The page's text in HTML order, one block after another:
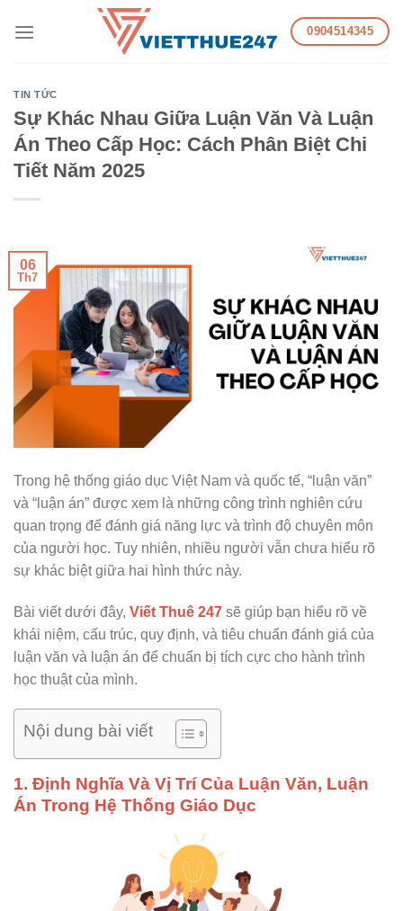
0904514345
TIN TỨC
Sự Khác Nhau Giữa Luận Văn Và Luận
Án Theo Cấp Học: Cách Phân Biệt Chi
Tiết Năm 2025
06
Th7
Trong hệ thống giáo dục Việt Nam và quốc tế, “luận văn”
và “luận án” được xem là những công trình nghiên cứu
quan trọng để đánh giá năng lực và trình độ chuyên môn
của người học. Tuy nhiên, nhiều người vẫn chưa hiểu rõ
sự khác biệt giữa hai hình thức này.
Bài viết dưới đây, Viết Thuê 247 sẽ giúp bạn hiểu rõ về
khái niệm, cấu trúc, quy định, và tiêu chuẩn đánh giá của
luận văn và luận án để chuẩn bị tích cực cho hành trình
học thuật của mình.
Nội dung bài viết
1. Định Nghĩa Và Vị Trí Của Luận Văn, Luận
Án Trong Hệ Thống Giáo Dục